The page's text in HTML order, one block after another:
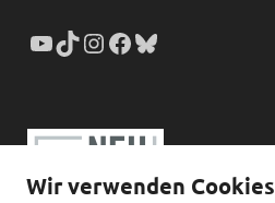
Wir verwenden Cookies